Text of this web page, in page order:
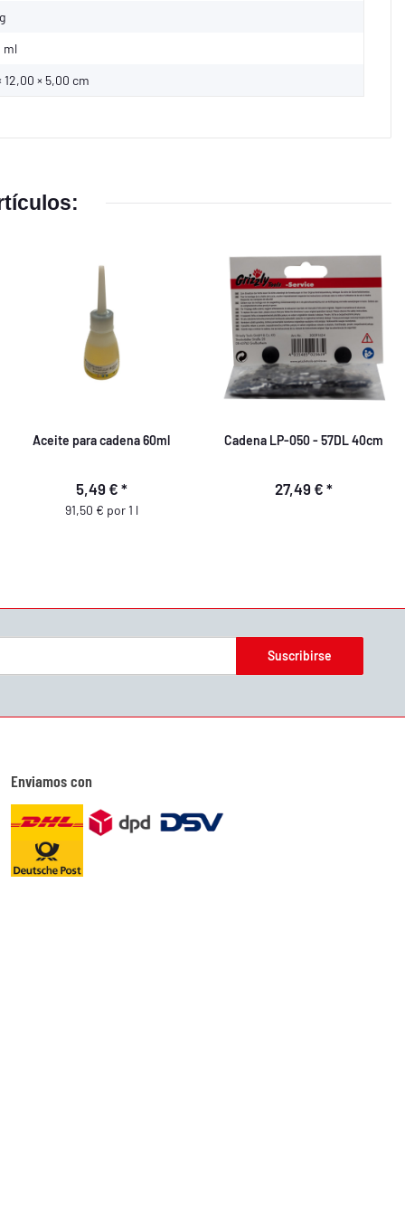
ml
12,00 × 5,00 cm
Aceite para cadena 60ml
5,49 € *
91,50 € por 1 l
Cadena LP-050 - 57DL 40cm
27,49 € *
Suscribirse
Enviamos con